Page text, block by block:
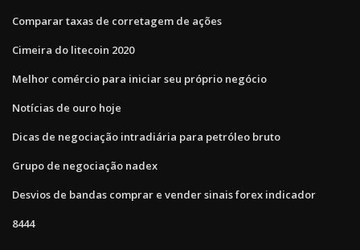
Comparar taxas de corretagem de ações
Cimeira do litecoin 2020
Melhor comércio para iniciar seu próprio negócio
Notícias de ouro hoje
Dicas de negociação intradiária para petróleo bruto
Grupo de negociação nadex
Desvios de bandas comprar e vender sinais forex indicador
8444